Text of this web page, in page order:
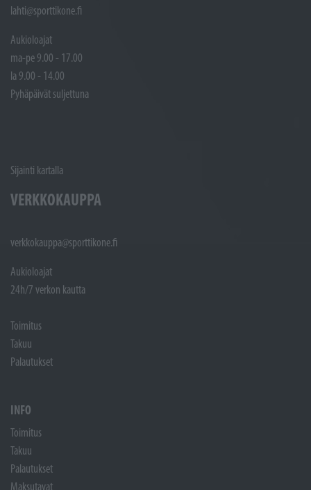
lahti@sporttikone.fi
Aukioloajat
ma-pe 9.00 - 17.00
la 9.00 - 14.00
Pyhäpäivät suljettuna
Sijainti kartalla
VERKKOKAUPPA
verkkokauppa@sporttikone.fi
Aukioloajat
24h/7 verkon kautta
Toimitus
Takuu
Palautukset
INFO
Toimitus
Takuu
Palautukset
Maksutavat